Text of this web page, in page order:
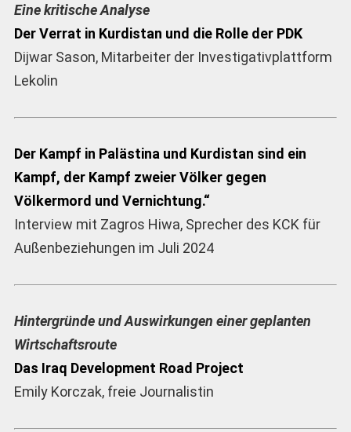
Eine kritische Analyse
Der Verrat in Kurdistan und die Rolle der PDK
Dijwar Sason, Mitarbeiter der Investigativplattform
Lekolin
Der Kampf in Palästina und Kurdistan sind ein
Kampf, der Kampf zweier Völker gegen
Völkermord und Vernichtung.“
Interview mit Zagros Hiwa, Sprecher des KCK für
Außenbeziehungen im Juli 2024
Hintergründe und Auswirkungen einer geplanten
Wirtschaftsroute
Das Iraq Development Road Project
Emily Korczak, freie Journalistin